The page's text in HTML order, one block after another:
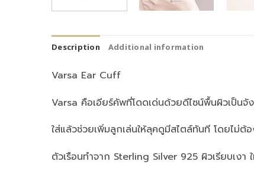
Description Additional information
Varsa Ear Cuff
Varsa คือเอียร์คัพที่โดดเด่นด้วยดีไซน์พื้นผิวเป็นจั
ใส่แล้วช่วยเพิ่มลูกเล่นให้ลุคดูมีสไตล์ทันที โดยไม่ต้
ตัวเรือนทำจาก Sterling Silver 925 ผิวเรียบเงา